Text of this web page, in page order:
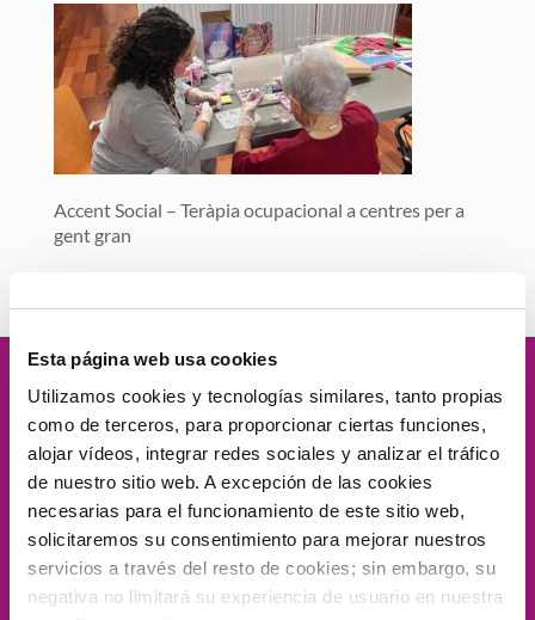
Esta página web usa cookies
Utilizamos cookies y tecnologías similares, tanto propias
como de terceros, para proporcionar ciertas funciones,
alojar vídeos, integrar redes sociales y analizar el tráfico
de nuestro sitio web. A excepción de las cookies
necesarias para el funcionamiento de este sitio web,
solicitaremos su consentimiento para mejorar nuestros
servicios a través del resto de cookies; sin embargo, su
negativa no limitará su experiencia de usuario en nuestra
Accent Social – Teràpia ocupacional a centres per a
gent gran
Velamos porla dignidadde las
personas, elcompromiso social, la
proximidad, laexcelenciay la
innovación.